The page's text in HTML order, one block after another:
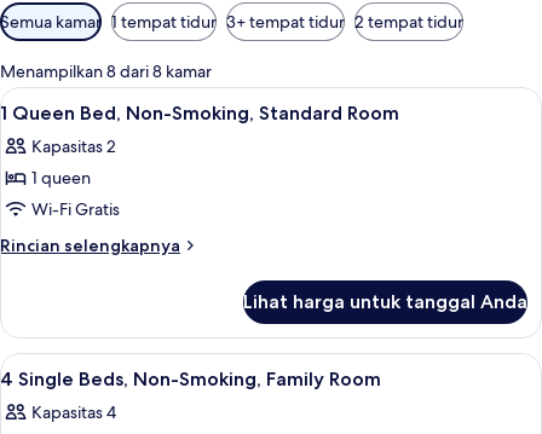
Filter
tersedia
untuk
kamar
Semua kamar 1 tempat tidur 3+ tempat tidur 2 tempat tidur
Menampilkan 8 dari 8 kamar
Lihat
semua
foto
untuk
1
Queen
Smoking,
Standard
Room
Brankas, meja kerja, tirai kedap
7
1 Queen Bed, Non-Smoking, Standard Room
Kapasitas 2
1 queen
Wi-Fi Gratis
Rincian selengkapnya
Rincian
1
Queen
Bed,
Smoking,
Lihat harga untuk tanggal Anda
Lihat
semua
foto
Brankas, meja kerja, tirai kedap
10
4 Single Beds, Non-Smoking, Family Room
Kapasitas 4